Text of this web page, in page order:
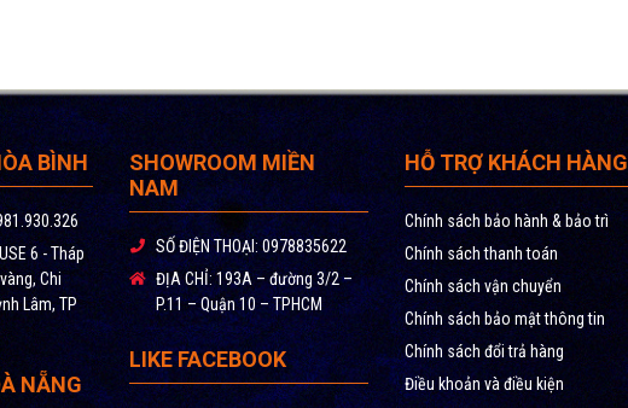
BÌNH
6 - Tháp
Chi
Lâm, TP
NẴNG
SHOWROOM MIỀN
NAM
SỐ ĐIỆN THOẠI:0978835622
ĐỊA CHỈ:193A – đường 3/2 –
P.11 – Quận 10 – TPHCM
LIKE FACEBOOK
HỖ TRỢ KHÁCH HÀNG
Chính sách bảo hành & bảo trì
Chính sách thanh toán
Chính sách vận chuyển
Chính sách bảo mật thông tin
Chính sách đổi trả hàng
Điều khoản và điều kiện